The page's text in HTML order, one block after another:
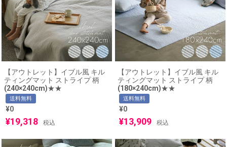
【アウトレット】イブル風 キル
ティングマット ストライプ 柄
(240×240cm)★★
送料無料
¥0
¥19,318 税込
【アウトレット】イブル風 キル
ティングマット ストライプ 柄
(180×240cm)★★
送料無料
¥0
¥13,909 税込